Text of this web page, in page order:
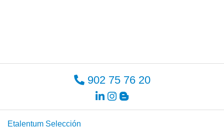
902 75 76 20
Etalentum Selección